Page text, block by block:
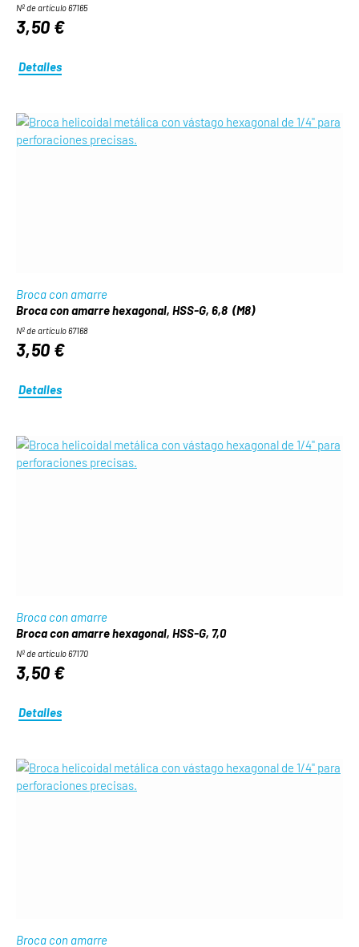
Nº de artículo 67165
3,50 €
Detalles
Broca con amarre
Broca con amarre hexagonal, HSS-G, 6,8 (M8)
Nº de artículo 67168
3,50 €
Detalles
Broca con amarre
Broca con amarre hexagonal, HSS-G, 7,0
Nº de artículo 67170
3,50 €
Detalles
Broca con amarre